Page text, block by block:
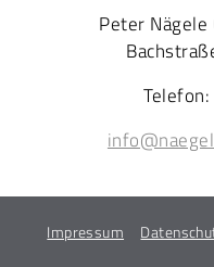
Peter
Impressum